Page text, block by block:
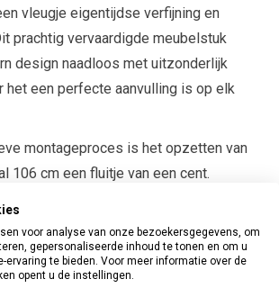
vleugje eigentijdse verfijning en
prachtig vervaardigde meubelstuk
design naadloos met uitzonderlijk
het een perfecte aanvulling is op elk
montageproces is het opzetten van
106 cm een ​​fluitje van een cent.
zodat u zonder onnodig gedoe kunt
meubelstuk.
met de Marburg Casual 106 cm –
voor analyse van onze bezoekersgegevens, om
gepersonaliseerde inhoud te tonen en om u
ervaring te bieden. Voor meer informatie over de
opent u de instellingen.